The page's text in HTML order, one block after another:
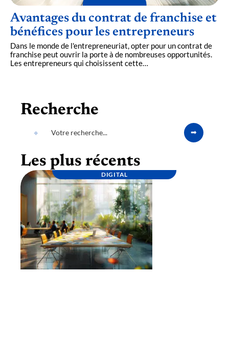
Avantages du contrat de franchise et
bénéfices pour les entrepreneurs
Dans le monde de l'entrepreneuriat, opter pour un contrat de
franchise peut ouvrir la porte à de nombreuses opportunités.
Les entrepreneurs qui choisissent cette
Recherche
Les plus récents
DIGITAL